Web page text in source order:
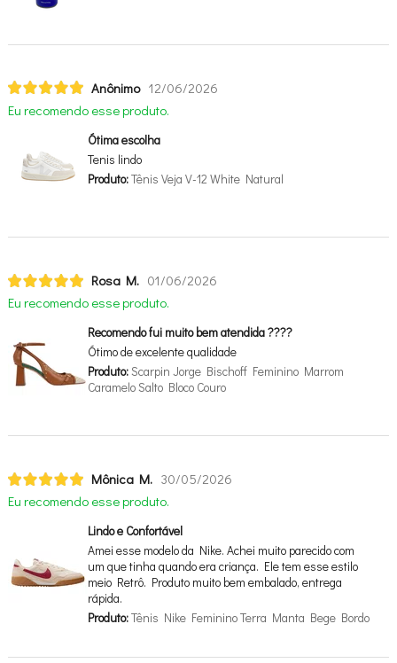
Anônimo 12/06/2026
Eu recomendo esse produto.
Ótima escolha
Tenis lindo
Produto:Tênis Veja V-12 White Natural
Rosa M. 01/06/2026
Eu recomendo esse produto.
Recomendo fui muito bem atendida ????
Ótimo de excelente qualidade
Produto:Scarpin Jorge Bischoff Feminino Marrom
Caramelo Salto Bloco Couro
Mônica M. 30/05/2026
Eu recomendo esse produto.
Lindo e Confortável
Amei esse modelo da Nike. Achei muito parecido com
um que tinha quando era criança. Ele tem esse estilo
meio Retrô. Produto muito bem embalado, entrega
rápida.
Produto:Tênis Nike Feminino Terra Manta Bege Bordo